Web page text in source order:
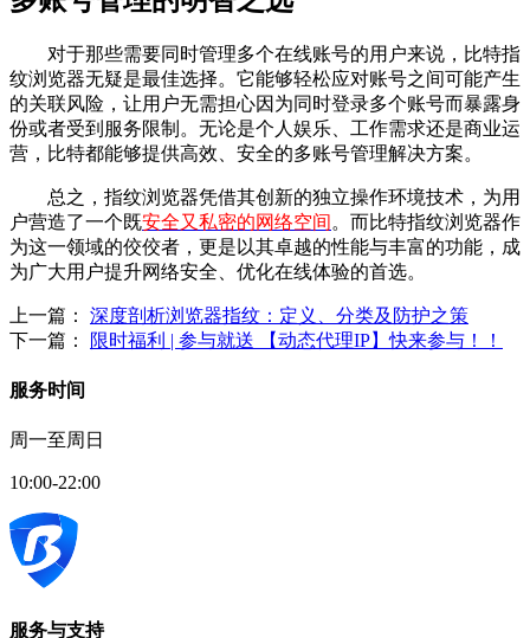
对于那些需要同时管理多个在线账号的用户来说，比特指
纹浏览器无疑是最佳选择。它能够轻松应对账号之间可能产生
的关联风险，让用户无需担心因为同时登录多个账号而暴露身
份或者受到服务限制。无论是个人娱乐、工作需求还是商业运
营，比特都能够提供高效、安全的多账号管理解决方案。
总之，指纹浏览器凭借其创新的独立操作环境技术，为用
户营造了一个既安全又私密的网络空间 。而比特指纹浏览器作
为这一领域的佼佼者，更是以其卓越的性能与丰富的功能，成
为广大用户提升网络安全、优化在线体验的首选。
上一篇： 深度剖析浏览器指纹：定义、分类及防护之策
下一篇：
限时福利 | 参与就送 【动态代理IP】快来参与！！
服务时间
周一至周日
10:00-22:00
服务与支持